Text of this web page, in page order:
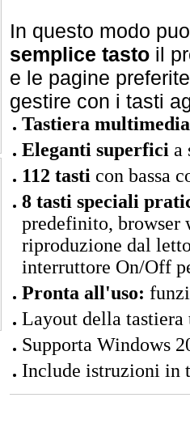
In questo modo
semplice tasto il
e le pagine
gestire con i tasti
Tastiera
Eleganti superfici a
112 tasti con bassa
8 tasti speciali
predefinito, browser
riproduzione dal
interruttore On/Off
Pronta all'uso:
Layout della tastiera
Supporta Windows
Include istruzioni in